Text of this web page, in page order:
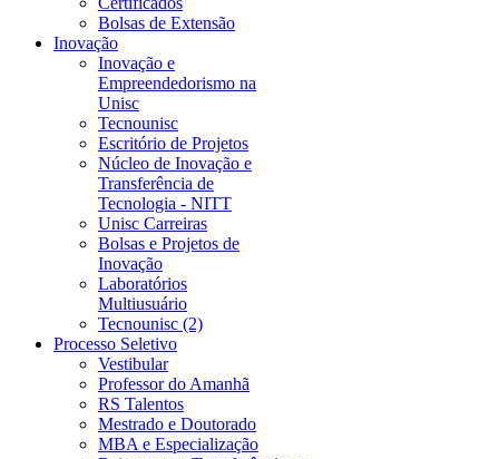
Bolsas de Extensão
Inovação
Inovação e
Empreendedorismo na
Unisc
Tecnounisc
Escritório de Projetos
Núcleo de Inovação e
Transferência de
Tecnologia - NITT
Unisc Carreiras
Bolsas e Projetos de
Inovação
Laboratórios
Multiusuário
Tecnounisc (2)
Processo Seletivo
Vestibular
Professor do Amanhã
RS Talentos
Mestrado e Doutorado
MBA e Especialização